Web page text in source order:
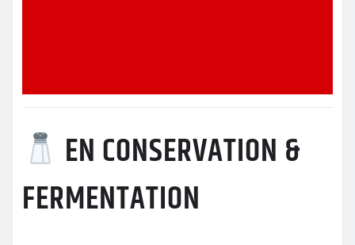
EN CONSERVATION &
FERMENTATION